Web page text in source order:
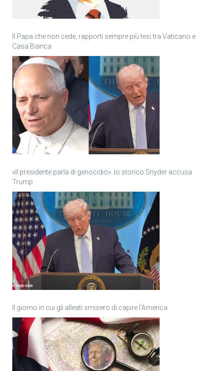
Il Papa che non cede, rapporti sempre più tesi tra Vaticano e
Casa Bianca
«Il presidente parla di genocidio»: lo storico Snyder accusa
Trump
Il giorno in cui gli alleati smisero di capire l’America